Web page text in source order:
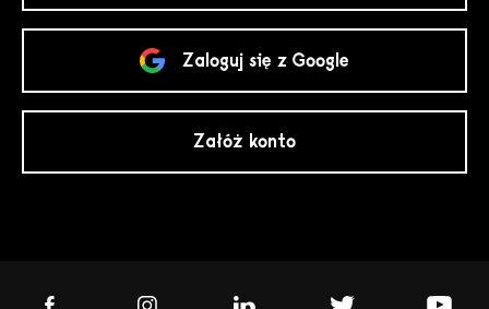
Zaloguj się z Google
Załóż konto